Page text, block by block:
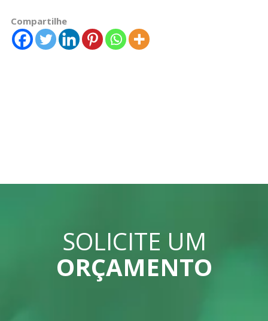
Compartilhe
SOLICITE UM
ORÇAMENTO